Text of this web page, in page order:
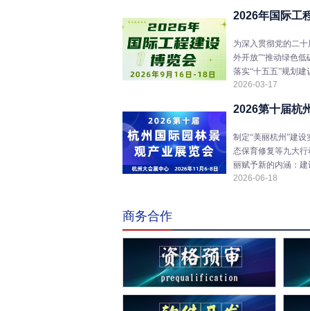
2026年国际工
为深入贯彻党的二
外开放”“推动绿色
落实“十五五”规划
2026-03-17
2026第十届杭
制定“美丽杭州”建
态保育修复等九大
丽赋予新的内涵：
2026-06-18
商务合作